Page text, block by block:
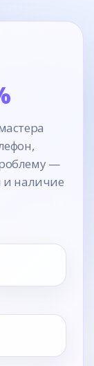
—
и наличие